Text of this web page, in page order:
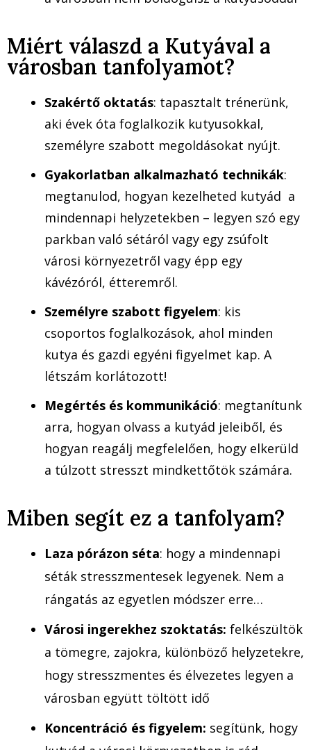
Miért válaszd a Kutyával a
városban tanfolyamot?
Szakértő oktatás: tapasztalt trénerünk,
aki évek óta foglalkozik kutyusokkal,
személyre szabott megoldásokat nyújt.
Gyakorlatban alkalmazható technikák:
megtanulod, hogyan kezelheted kutyád a
mindennapi helyzetekben – legyen szó egy
parkban való sétáról vagy egy zsúfolt
városi környezetről vagy épp egy
kávézóról, étteremről.
Személyre szabott figyelem: kis
csoportos foglalkozások, ahol minden
kutya és gazdi egyéni figyelmet kap. A
létszám korlátozott!
Megértés és kommunikáció: megtanítunk
arra, hogyan olvass a kutyád jeleiből, és
hogyan reagálj megfelelően, hogy elkerüld
a túlzott stresszt mindkettőtök számára.
Miben segít ez a tanfolyam?
Laza pórázon séta: hogy a mindennapi
séták stresszmentesek legyenek. Nem a
rángatás az egyetlen módszer erre…
Városi ingerekhez szoktatás: felkészültök
a tömegre, zajokra, különböző helyzetekre,
hogy stresszmentes és élvezetes legyen a
városban együtt töltött idő
Koncentráció és figyelem: segítünk, hogy